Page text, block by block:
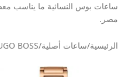
ساعات بوس النسائية ما يناسب
مصر.
الرئيسية/ساعات أصلية/
BOSS